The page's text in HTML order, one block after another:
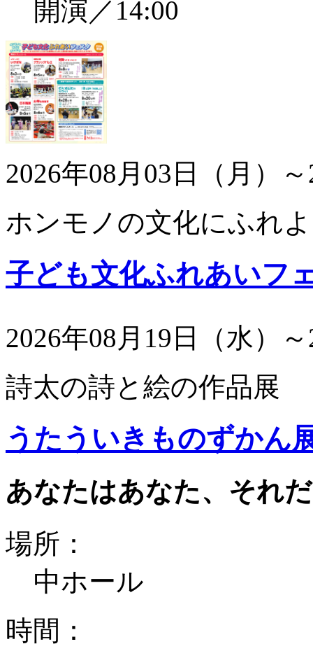
開演／14:00
2026年08月03日（月）
ホンモノの文化にふれ
子ども文化ふれあいフ
2026年08月19日（水）
詩太の詩と絵の作品展
うたういきものずかん
あなたはあなた、それ
場所：
中ホール
時間：